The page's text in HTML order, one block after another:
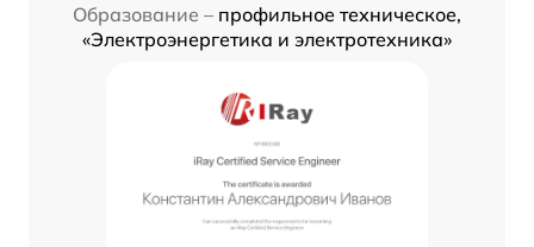
Образование – профильное техническое,
«Электроэнергетика и электротехника»